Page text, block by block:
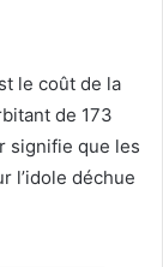
le coût de la
de 173
signifie que les
l’idole déchue